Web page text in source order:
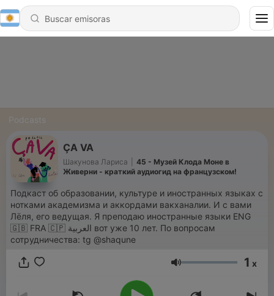
Podcasts
ÇA VA
Шакунова Лариса
45 - Музей Клода Моне в
Живерни - краткий аудиогид на французском!
Подкаст об образовании, культуре и иностранных языках с
нотками академизма и аккордами вакханалии. И с вами
Лёля, его ведущая. Я преподаю иностранные языки ENG
🇬🇧 FRA 🇨🇵 العربية вот уже 10 лет. По вопросам
сотрудничества: tg @shaqune
Volumen 1 x